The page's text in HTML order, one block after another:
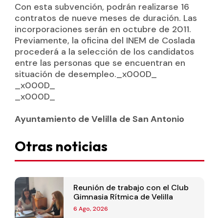
Con esta subvención, podrán realizarse 16
contratos de nueve meses de duración. Las
incorporaciones serán en octubre de 2011.
Previamente, la oficina del INEM de Coslada
procederá a la selección de los candidatos
entre las personas que se encuentran en
situación de desempleo._x000D_
_x000D_
_x000D_
Ayuntamiento de Velilla de San Antonio
Otras noticias
Reunión de trabajo con el Club
Gimnasia Rítmica de Velilla
6 Ago, 2026